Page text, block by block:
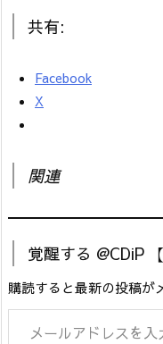
共有:
Facebook
X
関連
覚醒する @CDiP
購読すると最新の投稿が
メールアドレスを入力...